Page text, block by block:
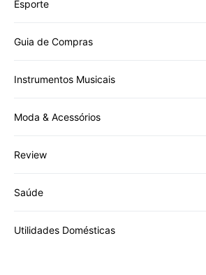
Esporte
Guia de Compras
Instrumentos Musicais
Moda & Acessórios
Review
Saúde
Utilidades Domésticas